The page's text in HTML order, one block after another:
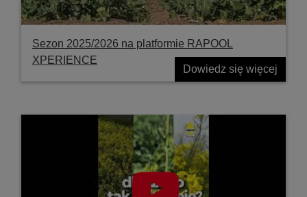
Sezon 2025/2026 na platformie RAPOOL
XPERIENCE
Dowiedz się więcej